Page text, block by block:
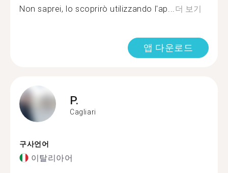
Non saprei, lo scoprirò utilizzando l'ap...더 보기
앱 다운로드
P.
Cagliari
구사언어
이탈리아어